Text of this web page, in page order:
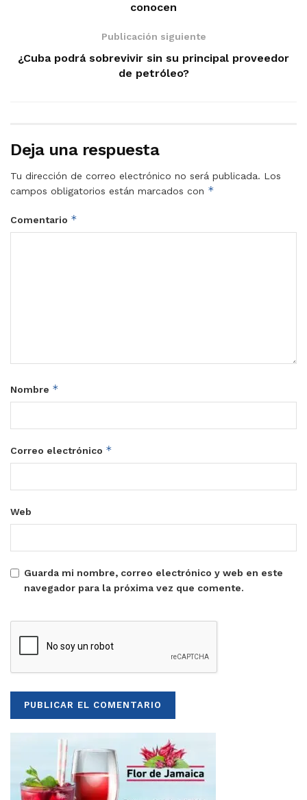
conocen
Publicación siguiente
¿Cuba podrá sobrevivir sin su principal proveedor
de petróleo?
Deja una respuesta
Tu dirección de correo electrónico no será publicada. Los
campos obligatorios están marcados con *
Comentario *
Nombre *
Correo electrónico *
Web
Guarda mi nombre, correo electrónico y web en este
navegador para la próxima vez que comente.